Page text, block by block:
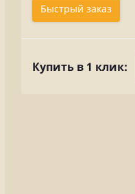
Быстрый заказ
Купить в 1 клик: